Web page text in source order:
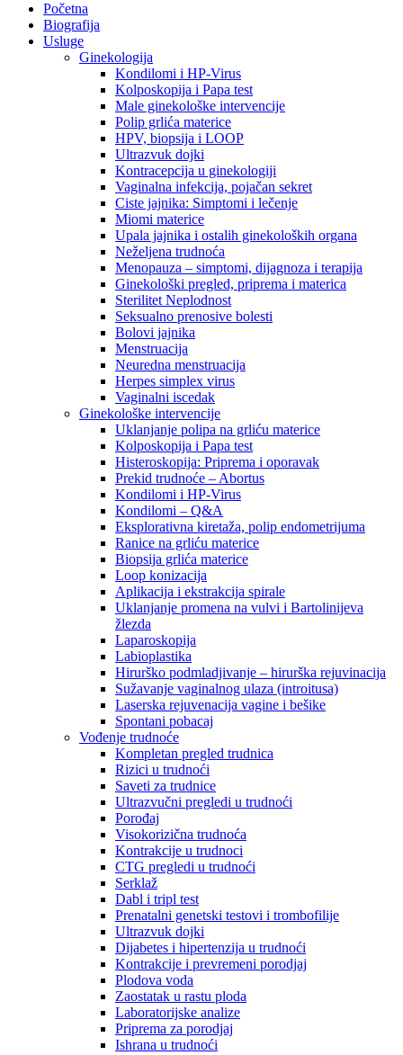
Početna
Biografija
Usluge
Ginekologija
Kondilomi i HP-Virus
Kolposkopija i Papa test
Male ginekološke intervencije
Polip grlića materice
HPV, biopsija i LOOP
Ultrazvuk dojki
Kontracepcija u ginekologiji
Vaginalna infekcija, pojačan sekret
Ciste jajnika: Simptomi i lečenje
Miomi materice
Upala jajnika i ostalih ginekoloških organa
Neželjena trudnoća
Menopauza – simptomi, dijagnoza i terapija
Ginekološki pregled, priprema i materica
Sterilitet Neplodnost
Seksualno prenosive bolesti
Bolovi jajnika
Menstruacija
Neuredna menstruacija
Herpes simplex virus
Vaginalni iscedak
Ginekološke intervencije
Uklanjanje polipa na grliću materice
Kolposkopija i Papa test
Histeroskopija: Priprema i oporavak
Prekid trudnoće – Abortus
Kondilomi i HP-Virus
Kondilomi – Q&A
Eksplorativna kiretaža, polip endometrijuma
Ranice na grliću materice
Biopsija grlića materice
Loop konizacija
Aplikacija i ekstrakcija spirale
Uklanjanje promena na vulvi i Bartolinijeva
žlezda
Laparoskopija
Labioplastika
Hirurško podmladjivanje – hirurška rejuvinacija
Sužavanje vaginalnog ulaza (introitusa)
Laserska rejuvenacija vagine i bešike
Spontani pobacaj
Vođenje trudnoće
Kompletan pregled trudnica
Rizici u trudnoći
Saveti za trudnice
Ultrazvučni pregledi u trudnoći
Porođaj
Visokorizična trudnoća
Kontrakcije u trudnoci
CTG pregledi u trudnoći
Serklaž
Dabl i tripl test
Prenatalni genetski testovi i trombofilije
Ultrazvuk dojki
Dijabetes i hipertenzija u trudnoći
Kontrakcije i prevremeni porodjaj
Plodova voda
Zaostatak u rastu ploda
Laboratorijske analize
Priprema za porodjaj
Ishrana u trudnoći